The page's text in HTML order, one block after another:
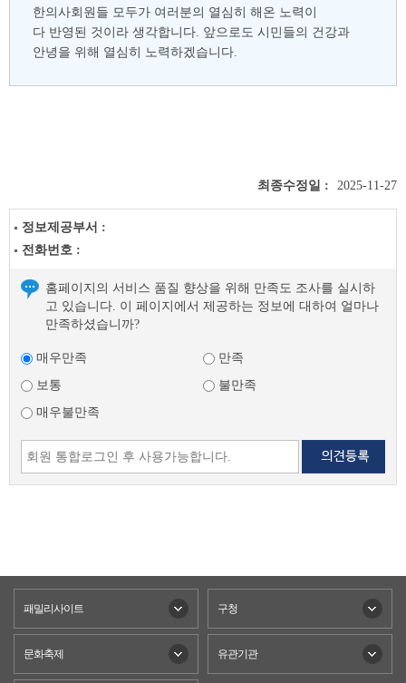
한의사회원들 모두가 여러분의 열심히 해온 노력이
다 반영된 것이라 생각합니다. 앞으로도 시민들의 건강과
안녕을 위해 열심히 노력하겠습니다.
최종수정일 : 2025-11-27
정보제공부서 :
전화번호 :
홈페이지의 서비스 품질 향상을 위해 만족도 조사를 실시하
고 있습니다. 이 페이지에서 제공하는 정보에 대하여 얼마나
만족하셨습니까?
매우만족
만족
보통
불만족
매우불만족
패밀리사이트 구청
문화축제 유관기관